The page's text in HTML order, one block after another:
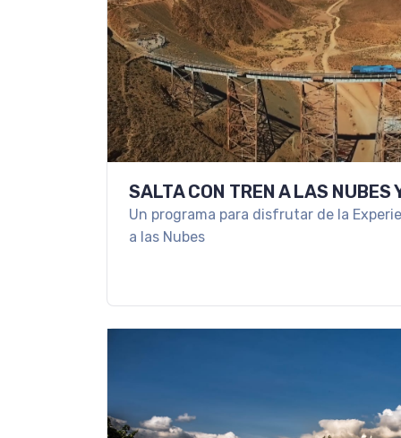
SALTA CON TREN A LAS NUBES
Un programa para disfrutar de la
a las Nubes